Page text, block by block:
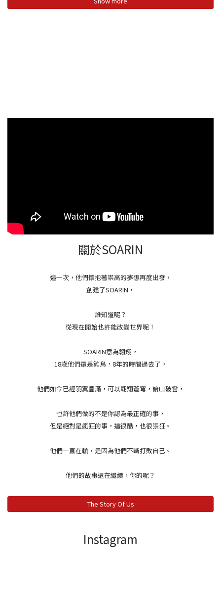
關於SOARIN
這一次，他們懷抱著崇高的夢想再度出發，
創建了SOARIN，
誰知道呢？
從現在開始也許能改變世界呢！
SOARIN意為翱翔，
18歲他們還是雛鳥，8年的時間過去了，
他們如今已經羽翼豐滿，可以翱翔蒼穹，俯山破雲，
也許他們做的不是你認為最正確的事，
但是絕對是瘋狂的事，這很酷，也很張狂。
他們一直在輸，是因為他們不斷打敗自己。
他們的故事還在繼續，你的呢？
The Story Of Us
Instagram